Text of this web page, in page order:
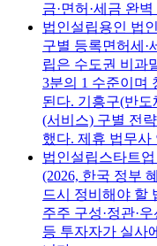
금·면허·세금 완
법인설립용인 법
구별 등록면허세·
립은 수도권 비과
3분의 1 수준이며
된다. 기흥구(반도
(서비스) 구별 전
했다. 제휴 법무사
법인설립스타트
(2026, 한국 정부
드시 정비해야 할
주주 구성·정관·
등 투자자가 실사